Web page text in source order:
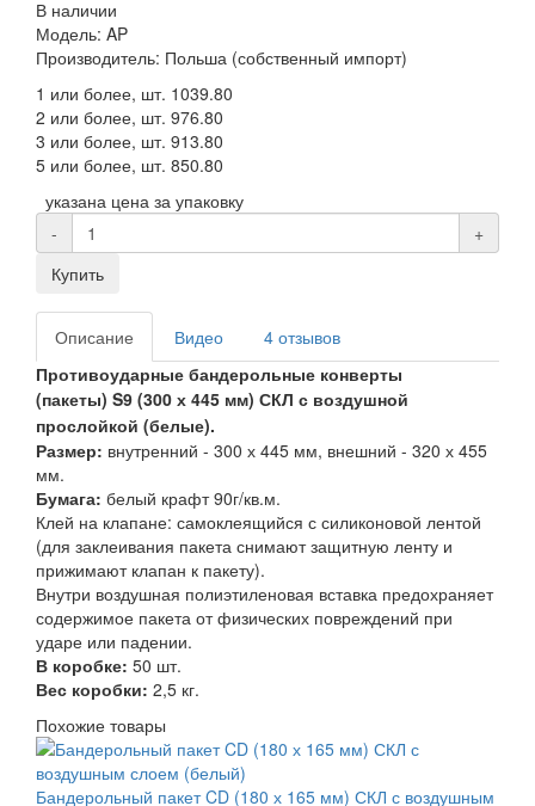
В наличии
Модель: AP
Производитель: Польша (собственный импорт)
1 или более, шт. 1039.80
2 или более, шт. 976.80
3 или более, шт. 913.80
5 или более, шт. 850.80
указана цена за упаковку
-
+
Купить
Описание Видео
4 отзывов
Противоударные бандерольные конверты
(пакеты) S9 (300 х 445 мм) СКЛ с воздушной
прослойкой (белые).
Размер: внутренний - 300 х 445 мм, внешний - 320 х 455
мм.
Бумага: белый крафт 90г/кв.м.
Клей на клапане: самоклеящийся с силиконовой лентой
(для заклеивания пакета снимают защитную ленту и
прижимают клапан к пакету).
Внутри воздушная полиэтиленовая вставка предохраняет
содержимое пакета от физических повреждений при
ударе или падении.
В коробке: 50 шт.
Вес коробки: 2,5 кг.
Похожие товары
Бандерольный пакет CD (180 х 165 мм) СКЛ с воздушным